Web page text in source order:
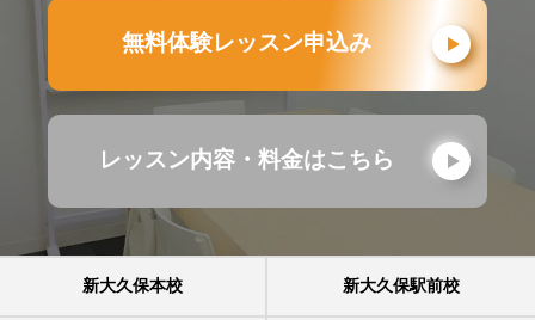
無料体験レッスン申込み
レッスン内容・料金はこちら
新大久保本校 新大久保駅前校